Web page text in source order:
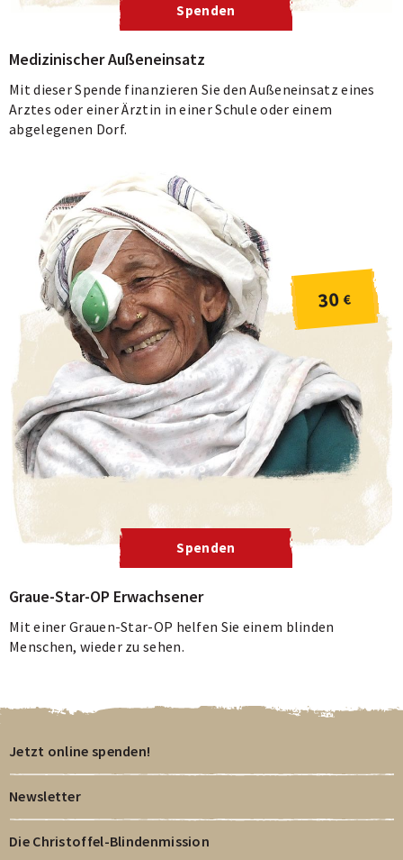
Spenden
Medizinischer Außeneinsatz
Mit dieser Spende finanzieren Sie den Außeneinsatz eines
Arztes oder einer Ärztin in einer Schule oder einem
abgelegenen Dorf.
30€
Spenden
Graue-Star-OP Erwachsener
Mit einer Grauen-Star-OP helfen Sie einem blinden
Menschen, wieder zu sehen.
Jetzt online spenden!
Newsletter
Die Christoffel-Blindenmission